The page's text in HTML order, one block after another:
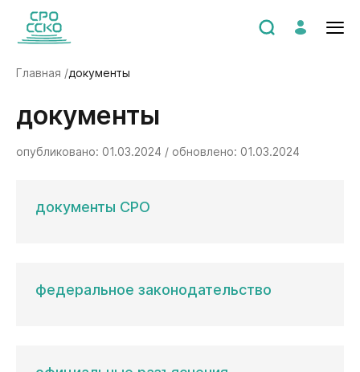
Главная /документы
документы
опубликовано: 01.03.2024 / обновлено: 01.03.2024
документы СРО
федеральное законодательство